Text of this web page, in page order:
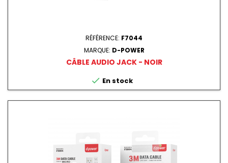
RÉFÉRENCE: F7044
MARQUE: D-POWER
CÂBLE AUDIO JACK - NOIR
 En stock